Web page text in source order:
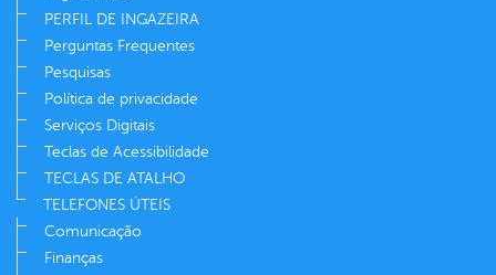
PERFIL DE INGAZEIRA
Perguntas Frequentes
Pesquisas
Política de privacidade
Serviços Digitais
Teclas de Acessibilidade
TECLAS DE ATALHO
TELEFONES ÚTEIS
Comunicação
Finanças